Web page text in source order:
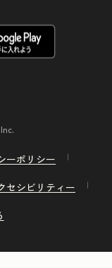
ーポリシー
セシビリティー